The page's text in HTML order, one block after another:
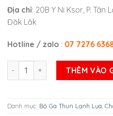
Địa chỉ: 20B Y Ni Ksor, P. Tân
Đăk Lăk
Hotline / zalo : 07 7276
BỘ GA THUN LẠNH LỤA MÁT
THÊM VÀO
Danh mục: Bộ Ga Thun Lạnh Lụa